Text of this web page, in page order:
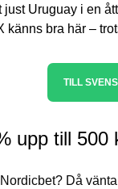
Uruguay i en
känns bra här –
TILL
upp till 500
Då